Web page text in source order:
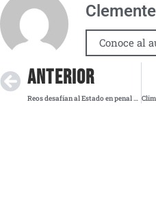
Conoce al
ANTERIOR
Reos desafían al Estado en penal de Tuxpan: siete muertos, once lesionados